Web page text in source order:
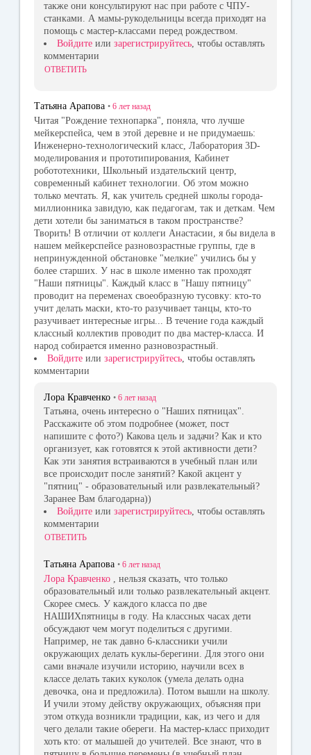
также они консультируют нас при работе с ЧПУ-
станками. А мамы-рукодельницы всегда приходят на
помощь с мастер-классами перед рождеством.
Войдите или зарегистрируйтесь, чтобы оставлять
комментарии
ОТВЕТИТЬ
Татьяна Арапова • 6 лет назад
Читая "Рождение технопарка", поняла, что лучше
мейкерспейса, чем в этой деревне и не придумаешь:
Инженерно-технологический класс, Лаборатория 3D-
моделирования и прототипирования, Кабинет
робототехники, Школьный издательский центр,
современный кабинет технологии. Об этом можно
только мечтать. Я, как учитель средней школы города-
миллионника завидую, как педагогам, так и деткам. Чем
дети хотели бы заниматься в таком пространстве?
Творить! В отличии от коллеги Анастасии, я бы видела в
нашем мейкерспейсе разновозрастные группы, где в
непринужденной обстановке "мелкие" учились бы у
более старших. У нас в школе именно так проходят
"Наши пятницы". Каждый класс в "Нашу пятницу"
проводит на переменах своеобразную тусовку: кто-то
учит делать маски, кто-то разучивает танцы, кто-то
разучивает интересные игры... В течение года каждый
классный коллектив проводит по два мастер-класса. И
народ собирается именно разновозрастный.
Войдите или зарегистрируйтесь , чтобы оставлять
комментарии
Лора Кравченко • 6 лет назад
Татьяна, очень интересно о "Наших пятницах".
Расскажите об этом подробнее (может, пост
напишите с фото?) Какова цель и задачи? Как и кто
организует, как готовятся к этой активности дети?
Как эти занятия встраиваются в учебный план или
все происходит после занятий? Какой акцент у
"пятниц" - образовательный или развлекательный?
Заранее Вам благодарна))
Войдите или зарегистрируйтесь, чтобы оставлять
комментарии
ОТВЕТИТЬ
Татьяна Арапова • 6 лет назад
Лора Кравченко
, нельзя сказать, что только
образовательный или только развлекательный акцент.
Скорее смесь. У каждого класса по две
НАШИХпятницы в году. На классных часах дети
обсуждают чем могут поделиться с другими.
Например, не так давно 6-классники учили
окружающих делать куклы-берегини. Для этого они
сами вначале изучили историю, научили всех в
классе делать таких куколок (умела делать одна
девочка, она и предложила). Потом вышли на школу.
И учили этому действу окружающих, объясняя при
этом откуда возникли традиции, как, из чего и для
чего делали такие обереги. На мастер-класс приходит
хоть кто: от малышей до учителей. Все знают, что в